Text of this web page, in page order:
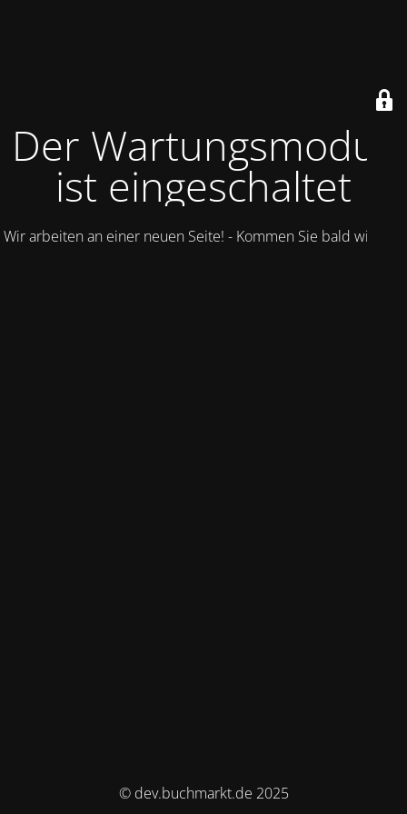
Der Wartungsmodus
ist eingeschaltet
Wir arbeiten an einer neuen Seite! - Kommen Sie bald wieder.
© dev.buchmarkt.de 2025